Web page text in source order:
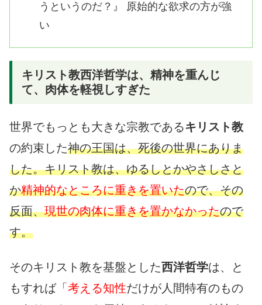
うというのだ？』 原始的な欲求の方が強
い
キリスト教西洋哲学は、精神を重んじ
て、肉体を軽視しすぎた
世界でもっとも大きな宗教であるキリスト教
の約束した神の王国は、死後の世界にありま
した。キリスト教は、ゆるしとかやさしさと
か精神的なところに重きを置いたので、その
反面、現世の肉体に重きを置かなかったので
す。
そのキリスト教を基盤とした西洋哲学は、と
もすれば「 考える知性だけが人間特有のもの